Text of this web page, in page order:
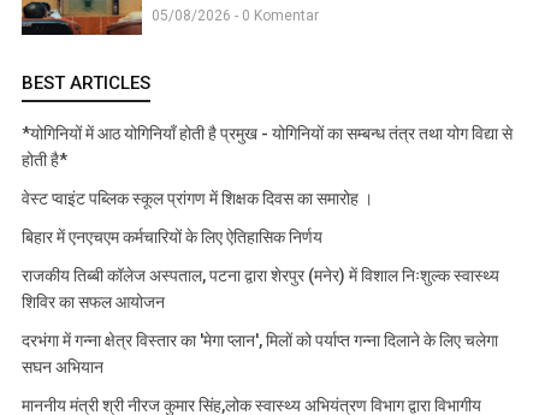
05/08/2026 - 0 Komentar
BEST ARTICLES
*योगिनियों में आठ योगिनियाँ होती है प्रमुख - योगिनियों का सम्बन्ध तंत्र तथा योग विद्या से
होती है*
वेस्ट प्वाइंट पब्लिक स्कूल प्रांगण में शिक्षक दिवस का समारोह ।
बिहार में एनएचएम कर्मचारियों के लिए ऐतिहासिक निर्णय
राजकीय तिब्बी कॉलेज अस्पताल, पटना द्वारा शेरपुर (मनेर) में विशाल निःशुल्क स्वास्थ्य
शिविर का सफल आयोजन
दरभंगा में गन्ना क्षेत्र विस्तार का 'मेगा प्लान', मिलों को पर्याप्त गन्ना दिलाने के लिए चलेगा
सघन अभियान
माननीय मंत्री श्री नीरज कुमार सिंह,लोक स्वास्थ्य अभियंत्रण विभाग द्वारा विभागीय